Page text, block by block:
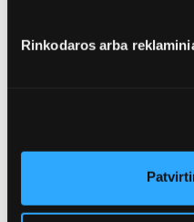
Rinkodaros arba
Pasirinkite jus
paslaugas